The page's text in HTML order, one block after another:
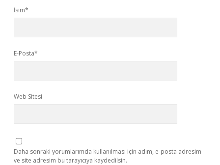
İsim*
E-Posta*
Web Sitesi
Daha sonraki yorumlarımda kullanılması için adım, e-posta adresim
ve site adresim bu tarayıcıya kaydedilsin.